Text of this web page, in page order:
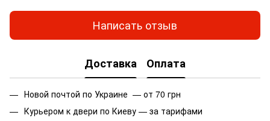
Написать отзыв
Доставка Оплата
Новой почтой по Украине — от 70 грн
Курьером к двери по Киеву — за тарифами